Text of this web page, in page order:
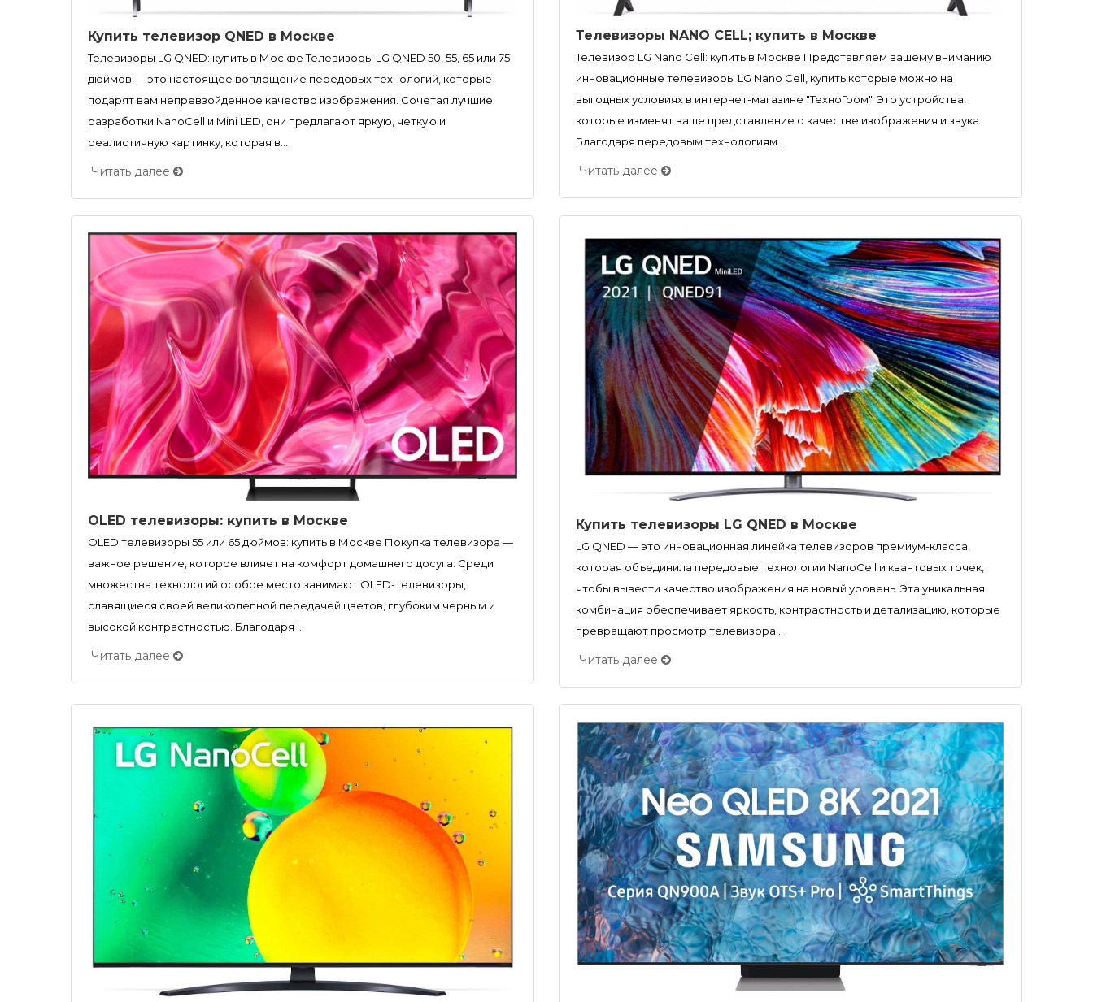
Купить телевизор QNED в Москве
Телевизоры LG QNED: купить в Москве Телевизоры LG QNED 50, 55, 65 или 75
дюймов — это настоящее воплощение передовых технологий, которые
подарят вам непревзойденное качество изображения. Сочетая лучшие
разработки NanoCell и Mini LED, они предлагают яркую, четкую и
реалистичную картинку, которая в...
Читать далее
Телевизоры NANO CELL; купить в Москве
Телевизор LG Nano Cell: купить в Москве Представляем вашему вниманию
инновационные телевизоры LG Nano Cell, купить которые можно на
выгодных условиях в интернет-магазине "ТехноГром". Это устройства,
которые изменят ваше представление о качестве изображения и звука.
Благодаря передовым технологиям...
Читать далее
OLED телевизоры: купить в Москве
OLED телевизоры 55 или 65 дюймов: купить в Москве Покупка телевизора —
важное решение, которое влияет на комфорт домашнего досуга. Среди
множества технологий особое место занимают OLED-телевизоры,
славящиеся своей великолепной передачей цветов, глубоким черным и
высокой контрастностью. Благодаря ...
Читать далее
Купить телевизоры LG QNED в Москве
LG QNED — это инновационная линейка телевизоров премиум-класса,
которая объединила передовые технологии NanoCell и квантовых точек,
чтобы вывести качество изображения на новый уровень. Эта уникальная
комбинация обеспечивает яркость, контрастность и детализацию, которые
превращают просмотр телевизора...
Читать далее